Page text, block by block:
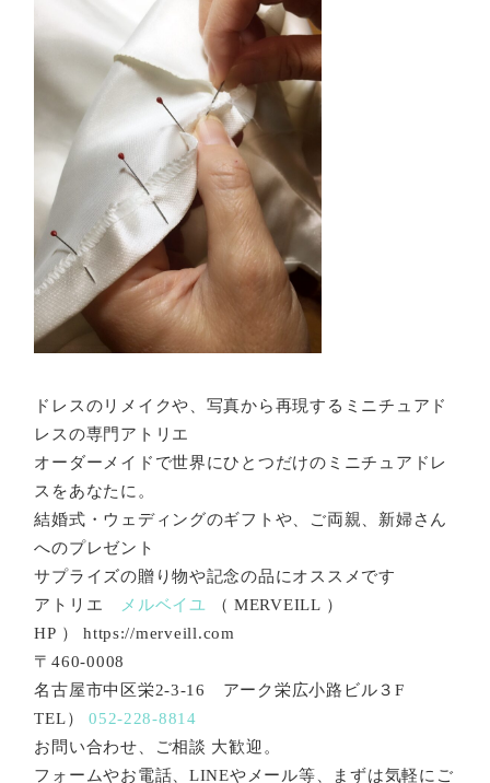
ドレスのリメイクや、写真から再現するミニチュアド
レスの専門アトリエ
オーダーメイドで世界にひとつだけのミニチュアドレ
スをあなたに。
結婚式・ウェディングのギフトや、ご両親、新婦さん
へのプレゼント
サプライズの贈り物や記念の品にオススメです
アトリエ
メルベイユ
（ MERVEILL ）
HP ） https://merveill.com
〒460-0008
名古屋市中区栄2-3-16 アーク栄広小路ビル３F
TEL）052-228-8814
お問い合わせ、ご相談 大歓迎。
フォームやお電話、LINEやメール等、まずは気軽にご